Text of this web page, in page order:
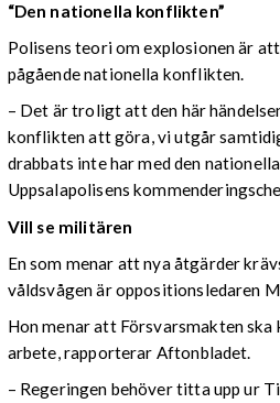
“Den nationella konflikten”
Polisens teori om explosionen är
pågående nationella konflikten.
– Det är troligt att den här
konflikten att göra, vi utgår
drabbats inte har med den
Uppsalapolisens
Vill se militären
En som menar att nya åtgärder
våldsvågen är oppositionsledaren
Hon menar att Försvarsmakten
arbete, rapporterar Aftonbladet.
– Regeringen behöver titta upp ur